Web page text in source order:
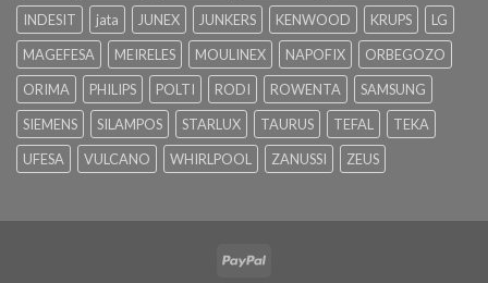
INDESIT
jata JUNEX JUNKERS KENWOOD KRUPS
LG
MAGEFESA
MEIRELES MOULINEX NAPOFIX
ORBEGOZO
ORIMA
PHILIPS POLTI RODI ROWENTA
SAMSUNG
SIEMENS
SILAMPOS STARLUX TAURUS TEFAL
TEKA
UFESA
VULCANO WHIRLPOOL ZANUSSI ZEUS